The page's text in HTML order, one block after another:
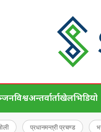
विश्वअन्तर्वार्ताखेलभिडियो
प्रधानमन्त्री प्रचण्ड